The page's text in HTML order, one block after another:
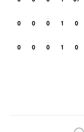
0
1
0
0
0
0
1
0
0
0